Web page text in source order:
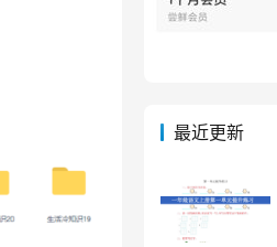
最近更新